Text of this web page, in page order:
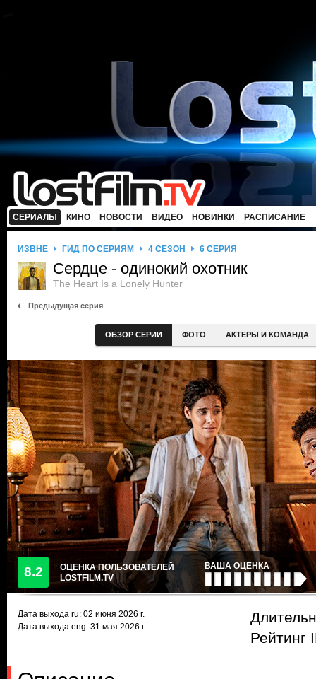
СЕРИАЛЫ КИНО НОВОСТИ ВИДЕО НОВИНКИ РАСПИСАНИЕ
ИЗВНЕ ГИД ПО СЕРИЯМ 4 СЕЗОН 6 СЕРИЯ
Сердце - одинокий охотник
The Heart Is a Lonely Hunter
Предыдущая серия
ОБЗОР СЕРИИ ФОТО АКТЕРЫ И КОМАНДА
8.2
ОЦЕНКА ПОЛЬЗОВАТЕЛЕЙ
LOSTFILM.TV
ВАША ОЦЕНКА
Дата выхода ru: 02 июня 2026 г.
Дата выхода eng: 31 мая 2026 г.
Рейтинг